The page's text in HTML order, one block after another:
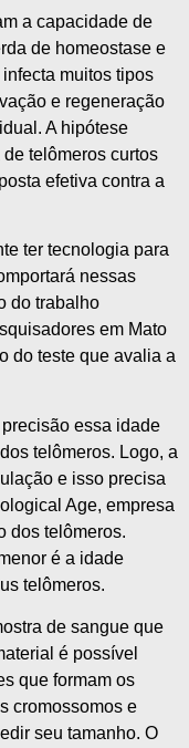
a capacidade de
de homeostase e
muitos tipos
e regeneração
A hipótese
telômeros curtos
efetiva contra a
ter tecnologia para
nessas
do trabalho
em Mato
do teste que avalia a
essa idade
telômeros. Logo, a
e isso precisa
Age, empresa
dos telômeros.
é a idade
telômeros.
de sangue que
é possível
que formam os
cromossomos e
seu tamanho. O